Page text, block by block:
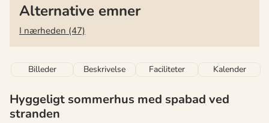
Alternative emner
I nærheden (47)
Billeder Beskrivelse Faciliteter Kalender
Hyggeligt sommerhus med spabad ved
stranden